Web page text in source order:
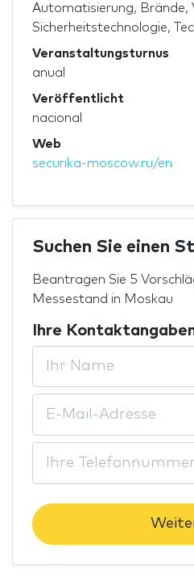
Automatisierung, Brände,
Sicherheitstechnologie,
Veranstaltungsturnus
anual
Veröffentlicht
nacional
Web
securika-moscow.ru/en
Suchen Sie einen
Beantragen Sie 5
Messestand in Moskau
Ihre